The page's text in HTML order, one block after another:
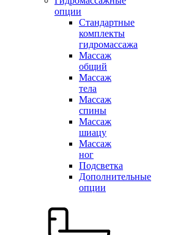
опции
Стандартные
комплекты
гидромассажа
Массаж
общий
Массаж
тела
Массаж
спины
Массаж
шиацу
Массаж
ног
Подсветка
Дополнительные
опции